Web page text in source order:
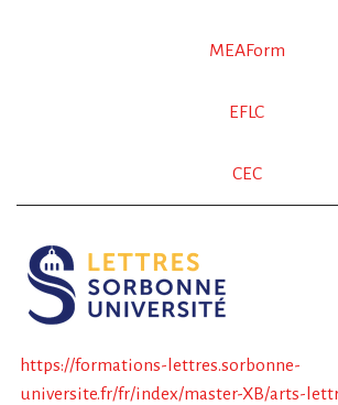
MEAForm
EFLC
CEC
https://formations-lettres.sorbonne-
universite.fr/fr/index/master-XB/arts-